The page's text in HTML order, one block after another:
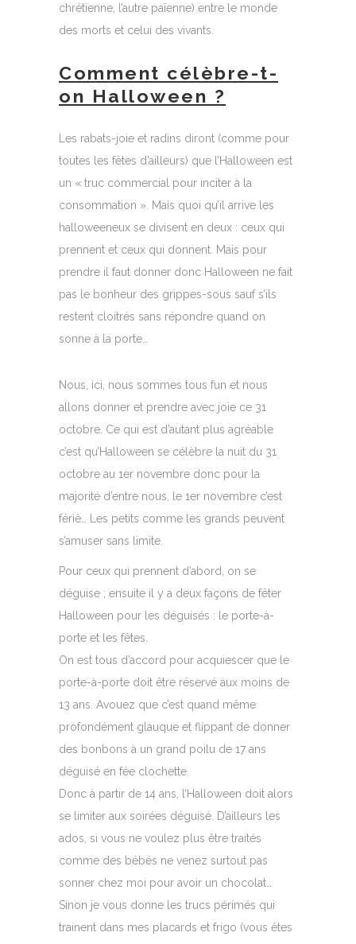
chrétienne, l’autre païenne) entre le monde
des morts et celui des vivants.
Comment célèbre-t-
on Halloween ?
Les rabats-joie et radins diront (comme pour
toutes les fêtes d’ailleurs) que l’Halloween est
un « truc commercial pour inciter à la
consommation ». Mais quoi qu’il arrive les
halloweeneux se divisent en deux : ceux qui
prennent et ceux qui donnent. Mais pour
prendre il faut donner donc Halloween ne fait
pas le bonheur des grippes-sous sauf s’ils
restent cloitrés sans répondre quand on
sonne à la porte…
Nous, ici, nous sommes tous fun et nous
allons donner et prendre avec joie ce 31
octobre. Ce qui est d’autant plus agréable
c’est qu’Halloween se célèbre la nuit du 31
octobre au 1er novembre donc pour la
majorité d’entre nous, le 1er novembre c’est
férié… Les petits comme les grands peuvent
s’amuser sans limite.
Pour ceux qui prennent d’abord, on se
déguise ; ensuite il y a deux façons de fêter
Halloween pour les déguisés : le porte-à-
porte et les fêtes.
On est tous d’accord pour acquiescer que le
porte-à-porte doit être réservé aux moins de
13 ans. Avouez que c’est quand même
profondément glauque et flippant de donner
des bonbons à un grand poilu de 17 ans
déguisé en fée clochette.
Donc à partir de 14 ans, l’Halloween doit alors
se limiter aux soirées déguisé. D’ailleurs les
ados, si vous ne voulez plus être traités
comme des bébés ne venez surtout pas
sonner chez moi pour avoir un chocolat…
Sinon je vous donne les trucs périmés qui
trainent dans mes placards et frigo (vous êtes